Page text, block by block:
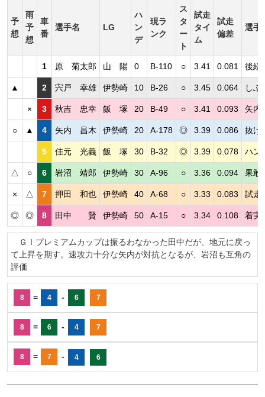
予
想
雨
予
想
車
番
選手名 LG
ハ
ン
デ
現ラ
ンク
ス
タ
ー
ト
試走
タイ
ム
試走
偏差
選手
1 原 菊太郎 山 陽 0 B-110 ○ 3.41 0.081 後続
▲ 2 宍戸 幸雄 伊勢崎 10 B-26 ○ 3.45 0.064 しぶ
× 3 秋吉 忠幸 飯 塚 20 B-49 ○ 3.41 0.093 矢内
○ ▲ 4 矢内 昌木 伊勢崎 20 A-178 ◎ 3.39 0.086 抜け
5 佳元 光義 飯 塚 30 B-32 ◎ 3.39 0.078 ハン
△ ○ 6 岩沼 靖郎 伊勢崎 30 A-96 ○ 3.36 0.094 果敢
× △ 7 押田 和也 伊勢崎 40 A-68 ○ 3.33 0.083 試走
◎ ◎ 8 田中 賢 伊勢崎 50 A-15 ○ 3.34 0.108 着実
ＧⅠプレミアムカップは振るわなかった田中だが、地元に戻っ
て上昇を期す。速攻力十分な矢内が対抗となるが、岩沼も互角の
評価
8 = 4 - 6 7
8 = 6 - 4 7
8 = 7 - 4 6